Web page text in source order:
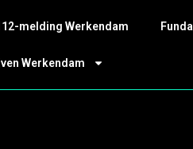
melding Werkendam Funda
Werkendam